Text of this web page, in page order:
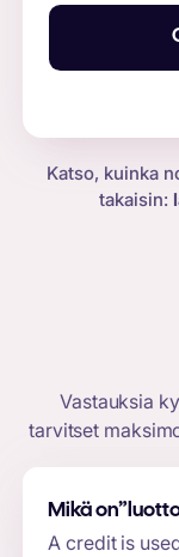
Katso, kuinka
takaisin:
Vastauksia
tarvitset
Mikä on
A credit is